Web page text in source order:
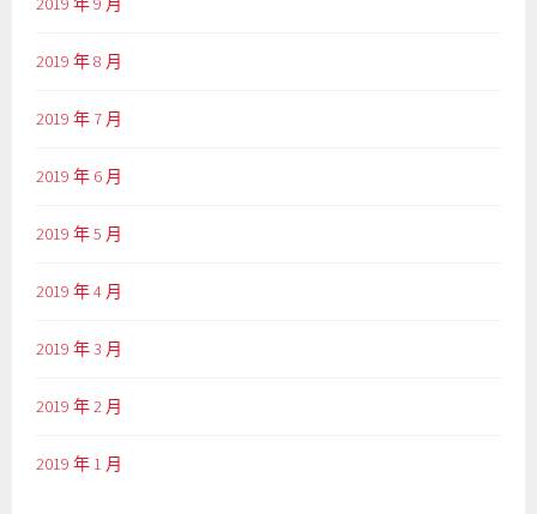
2019 年 8 月
2019 年 7 月
2019 年 6 月
2019 年 5 月
2019 年 4 月
2019 年 3 月
2019 年 2 月
2019 年 1 月